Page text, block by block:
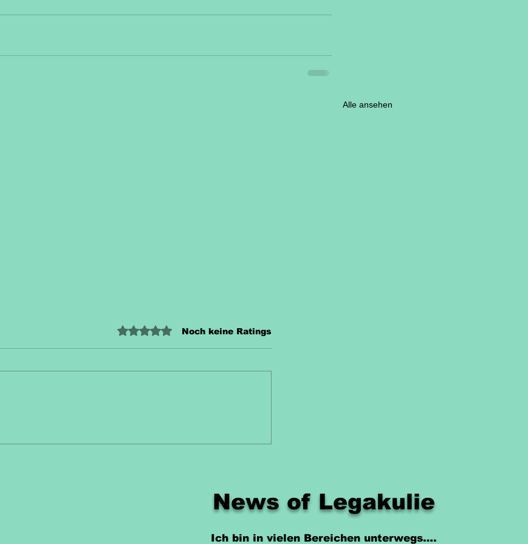
Alle ansehen
Mit 0 von 5 Sternen bewertet.
Noch keine Ratings
News of Legakulie
Ich bin in vielen Bereichen unterwegs….